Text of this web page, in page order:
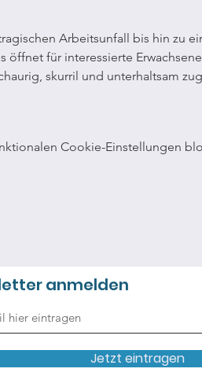
Arbeitsunfall bis hin zu
öffnet für interessierte
skurril und unterhaltsam
Cookie-Einstellungen
anmelden
Jetzt eintragen